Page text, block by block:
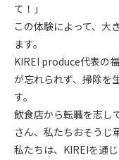
て！」
この体験によって、大
ます。
KIREI produce代表の
が忘れられず、掃除を
す。
飲食店から転職を志し
さん、私たちおそうじ
私たちは、KIREIを通